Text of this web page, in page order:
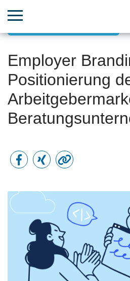
Employer
Positionierung